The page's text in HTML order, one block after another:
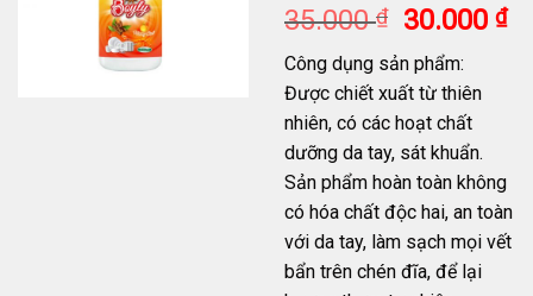
35.000₫
Giá
gốc
là:
35.000 ₫.
30.000₫
Công dụng sản phẩm:
Được chiết xuất từ thiên
nhiên, có các hoạt chất
dưỡng da tay, sát khuẩn.
Sản phẩm hoàn toàn không
có hóa chất độc hai, an toàn
với da tay, làm sạch mọi vết
bẩn trên chén đĩa, để lại